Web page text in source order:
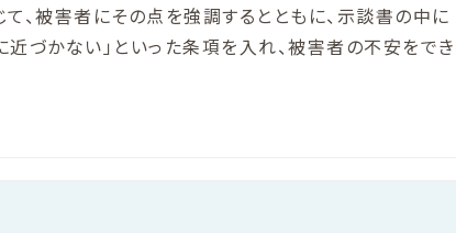
て、被害者にその点を強調するとともに、示談書の中に
近づかない」といった条項を入れ、被害者の不安をでき